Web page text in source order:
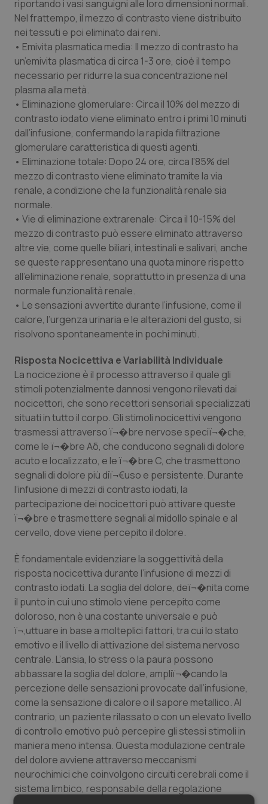
riportando i vasi sanguigni alle loro dimensioni normali.
Nel frattempo, il mezzo di contrasto viene distribuito
nei tessuti e poi eliminato dai reni.
• Emivita plasmatica media: Il mezzo di contrasto ha
un’emivita plasmatica di circa 1-3 ore, cioè il tempo
necessario per ridurre la sua concentrazione nel
plasma alla metà.
• Eliminazione glomerulare: Circa il 10% del mezzo di
contrasto iodato viene eliminato entro i primi 10 minuti
dall’infusione, confermando la rapida filtrazione
glomerulare caratteristica di questi agenti.
• Eliminazione totale: Dopo 24 ore, circa l’85% del
mezzo di contrasto viene eliminato tramite la via
renale, a condizione che la funzionalità renale sia
normale.
• Vie di eliminazione extrarenale: Circa il 10-15% del
mezzo di contrasto può essere eliminato attraverso
altre vie, come quelle biliari, intestinali e salivari, anche
se queste rappresentano una quota minore rispetto
all’eliminazione renale, soprattutto in presenza di una
normale funzionalità renale.
• Le sensazioni avvertite durante l’infusione, come il
calore, l’urgenza urinaria e le alterazioni del gusto, si
risolvono spontaneamente in pochi minuti.
Risposta Nocicettiva e Variabilità Individuale
La nocicezione è il processo attraverso il quale gli
stimoli potenzialmente dannosi vengono rilevati dai
nocicettori, che sono recettori sensoriali specializzati
situati in tutto il corpo. Gli stimoli nocicettivi vengono
trasmessi attraverso ï¬�bre nervose speciï¬�che,
come le ï¬�bre Aδ, che conducono segnali di dolore
acuto e localizzato, e le ï¬�bre C, che trasmettono
segnali di dolore più diï¬€uso e persistente. Durante
l’infusione di mezzi di contrasto iodati, la
partecipazione dei nocicettori può attivare queste
ï¬�bre e trasmettere segnali al midollo spinale e al
cervello, dove viene percepito il dolore.
È fondamentale evidenziare la soggettività della
risposta nocicettiva durante l’infusione di mezzi di
contrasto iodati. La soglia del dolore, deï¬�nita come
il punto in cui uno stimolo viene percepito come
doloroso, non è una costante universale e può
ï¬‚uttuare in base a molteplici fattori, tra cui lo stato
emotivo e il livello di attivazione del sistema nervoso
centrale. L’ansia, lo stress o la paura possono
abbassare la soglia del dolore, ampliï¬�cando la
percezione delle sensazioni provocate dall’infusione,
come la sensazione di calore o il sapore metallico. Al
contrario, un paziente rilassato o con un elevato livello
di controllo emotivo può percepire gli stessi stimoli in
maniera meno intensa. Questa modulazione centrale
del dolore avviene attraverso meccanismi
neurochimici che coinvolgono circuiti cerebrali come il
sistema limbico, responsabile della regolazione